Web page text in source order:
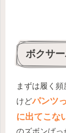
ボクサ
まずは履く
けどパンツ
に出てこな
のズボンば